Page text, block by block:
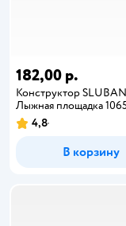
182,00 р.
Конструктор SLUBAN
Лыжная площадка
4,8
В корзину